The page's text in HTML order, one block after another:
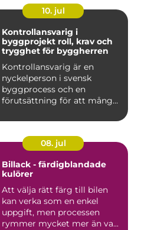
10. jul
Kontrollansvarig i
byggprojekt roll, krav och
trygghet för byggherren
Kontrollansvarig är en
nyckelperson i svensk
byggprocess och en
förutsättning för att många
08. jul
Billack - färdigblandade
kulörer
Att välja rätt färg till bilen
kan verka som en enkel
uppgift, men processen
rymmer mycket mer än va...